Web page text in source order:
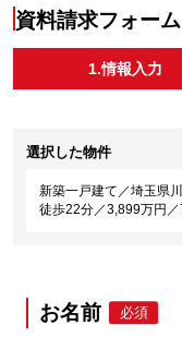
資料請求フォーム
1.情報入力
選択した物件
新築一戸建て／埼玉県
徒歩22分／3,899万円／
お名前 必須